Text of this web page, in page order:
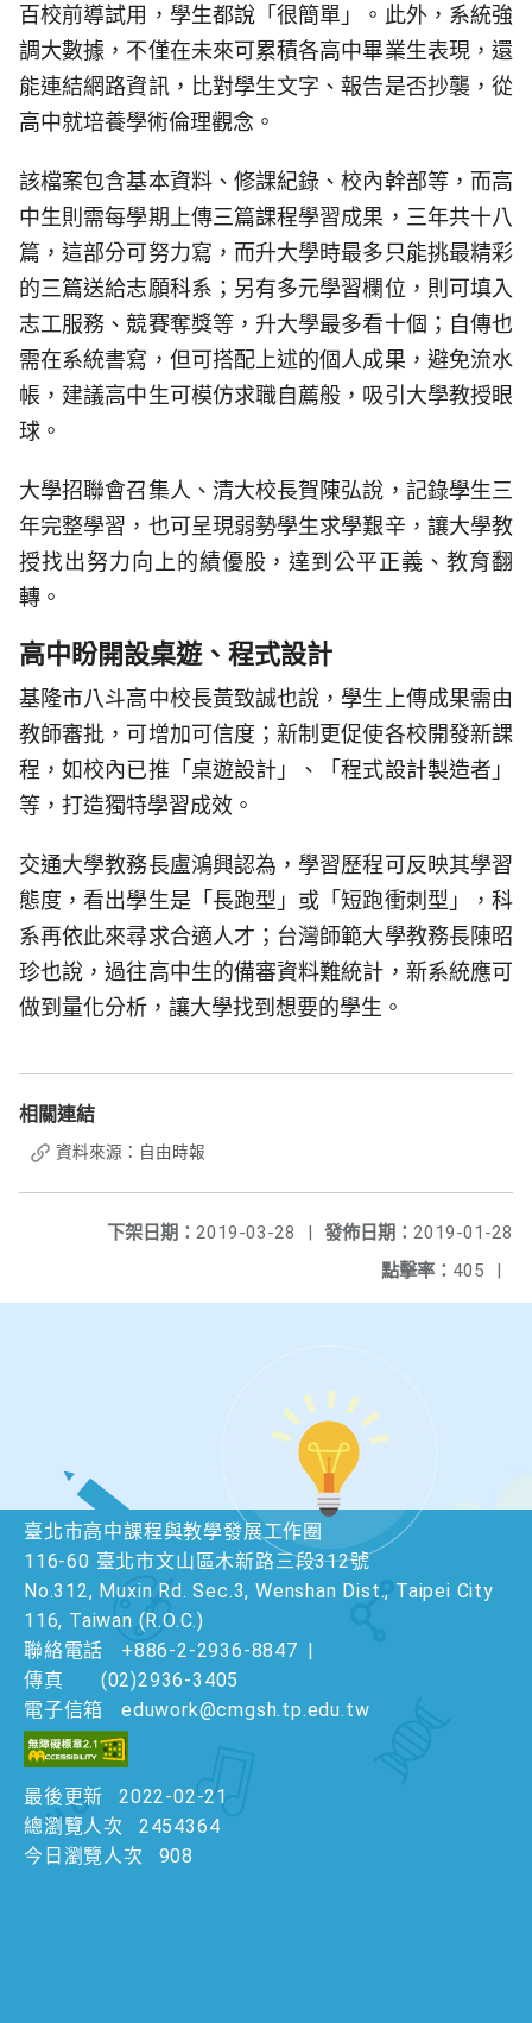
百校前導試用，學生都說「很簡單」。此外，系統強
調大數據，不僅在未來可累積各高中畢業生表現，還
能連結網路資訊，比對學生文字、報告是否抄襲，從
高中就培養學術倫理觀念。
該檔案包含基本資料、修課紀錄、校內幹部等，而高
中生則需每學期上傳三篇課程學習成果，三年共十八
篇，這部分可努力寫，而升大學時最多只能挑最精彩
的三篇送給志願科系；另有多元學習欄位，則可填入
志工服務、競賽奪獎等，升大學最多看十個；自傳也
需在系統書寫，但可搭配上述的個人成果，避免流水
帳，建議高中生可模仿求職自薦般，吸引大學教授眼
球。
大學招聯會召集人、清大校長賀陳弘說，記錄學生三
年完整學習，也可呈現弱勢學生求學艱辛，讓大學教
授找出努力向上的績優股，達到公平正義、教育翻
轉。
高中盼開設桌遊、程式設計
基隆市八斗高中校長黃致誠也說，學生上傳成果需由
教師審批，可增加可信度；新制更促使各校開發新課
程，如校內已推「桌遊設計」、「程式設計製造者」
等，打造獨特學習成效。
交通大學教務長盧鴻興認為，學習歷程可反映其學習
態度，看出學生是「長跑型」或「短跑衝刺型」，科
系再依此來尋求合適人才；台灣師範大學教務長陳昭
珍也說，過往高中生的備審資料難統計，新系統應可
做到量化分析，讓大學找到想要的學生。
相關連結
資料來源：自由時報
發佈日期： 2019-01-28
下架日期： 2019-03-28
|
點擊率： 405 |
臺北市高中課程與教學發展工作圈
116-60 臺北市文山區木新路三段312號
No.312, Muxin Rd. Sec.3, Wenshan Dist., Taipei City
116, Taiwan (R.O.C.)
聯絡電話
+886-2-2936-8847 |
傳真
(02)2936-3405
電子信箱
eduwork@cmgsh.tp.edu.tw
最後更新
2022-02-21
總瀏覽人次
2454364
今日瀏覽人次
908